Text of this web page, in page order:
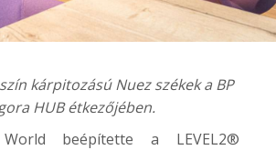
kárpitozású Nuez székek a BP
HUBétkezőjében.
beépítette a LEVEL2®